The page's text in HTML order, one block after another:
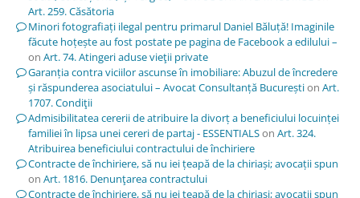
Art. 259. Căsătoria
Minori fotografiați ilegal pentru primarul Daniel Băluță! Imaginile
făcute hoțește au fost postate pe pagina de Facebook a edilului –
on Art. 74. Atingeri aduse vieţii private
Garanția contra viciilor ascunse în imobiliare: Abuzul de încredere
și răspunderea asociatului – Avocat Consultanță Bucureștion Art.
1707. Condiţii
Admisibilitatea cererii de atribuire la divorț a beneficiului locuinței
familiei în lipsa unei cereri de partaj - ESSENTIALSon Art. 324.
Atribuirea beneficiului contractului de închiriere
Contracte de închiriere, să nu iei țeapă de la chiriași; avocații spun
on Art. 1816. Denunţarea contractului
Contracte de închiriere, să nu iei țeapă de la chiriași; avocații spun